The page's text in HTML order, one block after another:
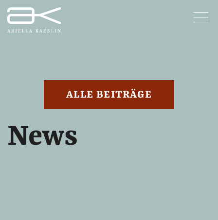
ALLE BEITRÄGE
News